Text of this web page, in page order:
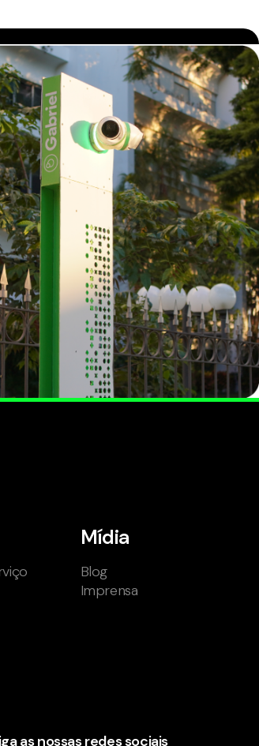
Mídia
Blog
Imprensa
as nossas redes sociais